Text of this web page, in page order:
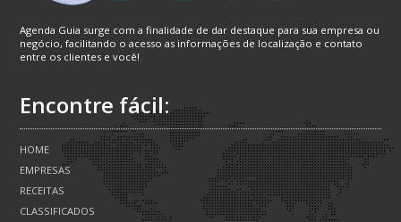
Agenda Guia surge com a finalidade de dar destaque para sua empresa ou
negócio, facilitando o acesso as informações de localização e contato
entre os clientes e você!
Encontre fácil:
HOME
EMPRESAS
RECEITAS
CLASSIFICADOS